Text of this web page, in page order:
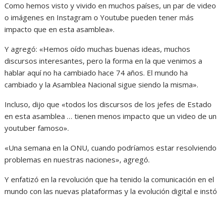
Como hemos visto y vivido en muchos países, un par de video
o imágenes en Instagram o Youtube pueden tener más
impacto que en esta asamblea».
Y agregó: «Hemos oído muchas buenas ideas, muchos
discursos interesantes, pero la forma en la que venimos a
hablar aquí no ha cambiado hace 74 años. El mundo ha
cambiado y la Asamblea Nacional sigue siendo la misma».
Incluso, dijo que «todos los discursos de los jefes de Estado
en esta asamblea … tienen menos impacto que un video de un
youtuber famoso».
«Una semana en la ONU, cuando podríamos estar resolviendo
problemas en nuestras naciones», agregó.
Y enfatizó en la revolución que ha tenido la comunicación en el
mundo con las nuevas plataformas y la evolución digital e instó